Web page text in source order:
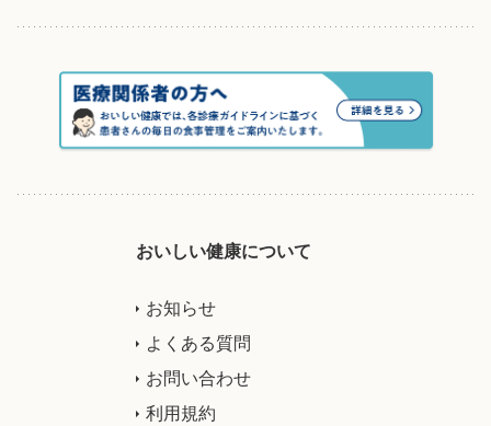
おいしい健康について
お知らせ
よくある質問
お問い合わせ
利用規約